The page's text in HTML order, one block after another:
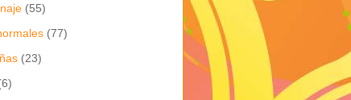
(55)
(77)
(23)